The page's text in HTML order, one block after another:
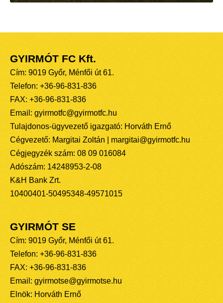
GYIRMÓT FC Kft.
Cím: 9019 Győr, Ménfői út 61.
Telefon: +36-96-831-836
FAX: +36-96-831-836
Email: gyirmotfc@gyirmotfc.hu
Tulajdonos-ügyvezető igazgató: Horváth Ernő
Cégvezető: Margitai Zoltán | margitai@gyirmotfc.hu
Cégjegyzék szám: 08 09 016084
Adószám: 14248953-2-08
K&H Bank Zrt.
10400401-50495348-49571015
GYIRMÓT SE
Cím: 9019 Győr, Ménfői út 61.
Telefon: +36-96-831-836
FAX: +36-96-831-836
Email: gyirmotse@gyirmotse.hu
Elnök: Horváth Ernő